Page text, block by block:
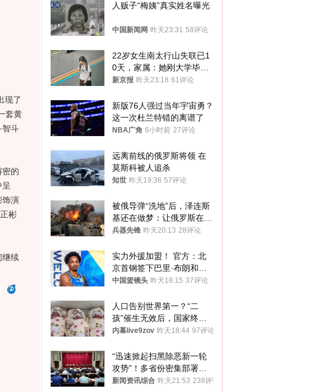
现了
套黄
智斗
的
呈
饰演
彬
续
人贩子“梅姨”真实姓名曝光
中国新闻网 昨天23:31 58评论
22岁女生南太行山失联已1
0天，家属：她刚大学毕业
想到山里旅行
新京报 昨天23:18 61评论
新版76人强过当年宇宙勇？
这一次杜兰特错的离谱了
NBA广角 6小时前 27评论
远离前线的俄罗斯将领 在
莫斯科被人追杀
知世 昨天19:36 57评论
被俄导弹“洗地”后，泽连斯
基还在做梦：让俄罗斯在冬
季前求和？
兵器先锋 昨天20:13 28评论
实力外援加盟！ 官方：北
京首钢签下巴里·布朗和桑
普森
中国篮镜头 昨天18:15 37评论
人口告别世界第一？“二
孩”催生无效后，国家终于
向住房出手了！
内幕live9zov 昨天18:44 97评论
“迅速掀起扫黑除恶新一轮
攻势”！多省份密集部署，
公布举报方式
新闻资讯综合 昨天21:53 238评论